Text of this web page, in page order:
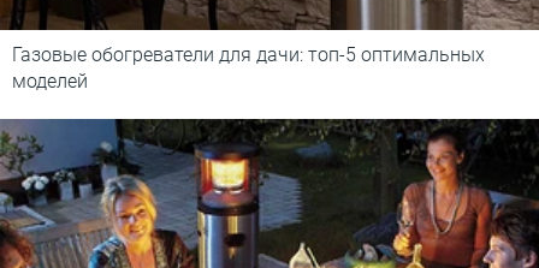
Газовые обогреватели для дачи: топ-5 оптимальных
моделей